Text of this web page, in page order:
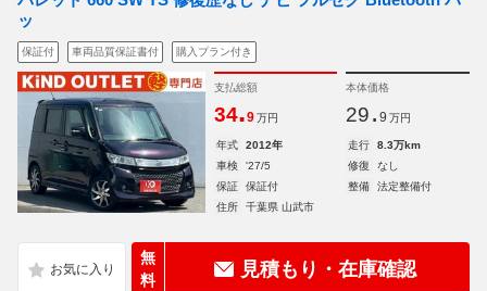
ッ
保証付 車両品質保証書付 購入プラン付き
支払総額
34.9 万円
本体価格
29. 9 万円
年式 2012年 走行
8.3万km
車検
'27/5 修復
なし
保証
保証付 整備
法定整備付
住所
千葉県 山武市
無
料
見積もり・在庫確認